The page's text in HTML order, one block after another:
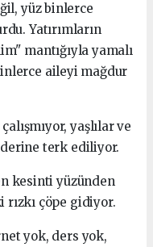
yüz binlerce
Yatırımların
mantığıyla yamalı
aileyi mağdur
yaşlılar ve
terk ediliyor.
kesinti yüzünden
rızkı çöpe gidiyor.
yok, ders yok,